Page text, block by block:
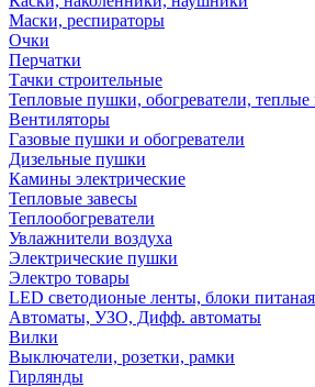
Маски, респираторы
Очки
Перчатки
Тачки строительные
Тепловые пушки, обогреватели,
Вентиляторы
Газовые пушки и обогреватели
Дизельные пушки
Камины электрические
Тепловые завесы
Теплообогреватели
Увлажнители воздуха
Электрические пушки
Электро товары
LED светодионые ленты, блоки питаная
Автоматы, УЗО, Дифф. автоматы
Вилки
Выключатели, розетки, рамки
Гирлянды